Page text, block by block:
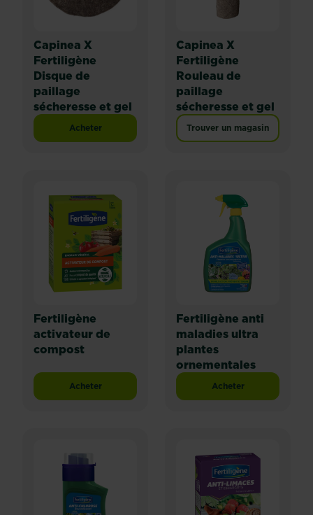
Capinea X
Fertiligène
Disque de
paillage
sécheresse et gel
Acheter
Capinea X Fertiligène Disque de paillage sécheresse
Capinea X
Fertiligène
Rouleau de
paillage
sécheresse et gel
Trouver un magasin
Fertiligène
activateur de
compost
Acheter
Fertiligène activateur de compost
Fertiligène anti
maladies ultra
plantes
ornementales
Acheter
Fertiligène anti